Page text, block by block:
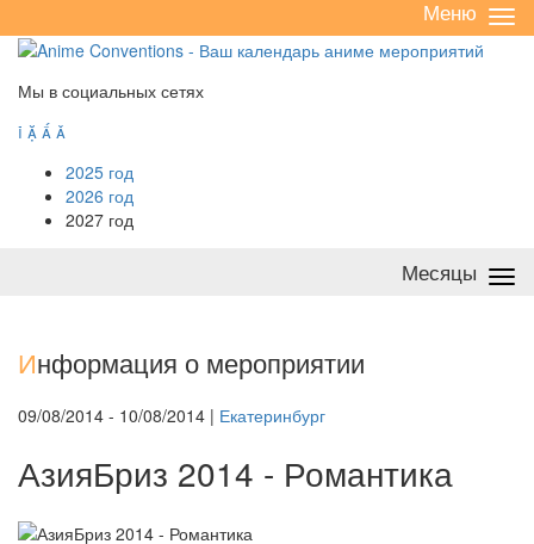
/
Меню
Мы в социальных сетях
   
2025 год
2026 год
2027 год
Месяцы
Информация о мероприятии
09/08/2014 - 10/08/2014 | Екатеринбург
АзияБриз 2014 - Романтика